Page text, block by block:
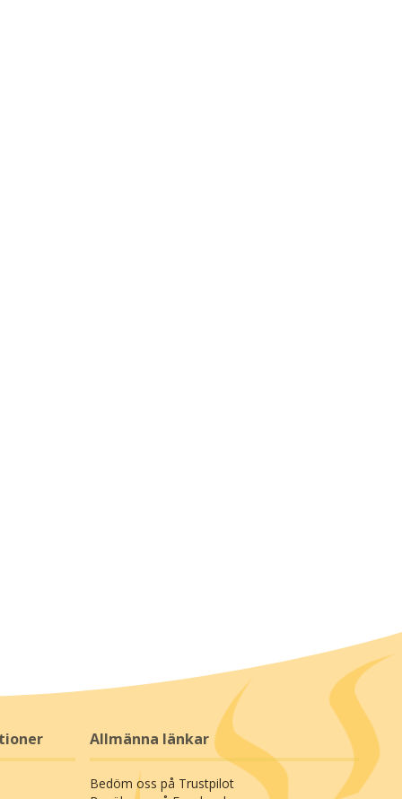
Allmänna länkar
Bedöm oss på Trustpilot